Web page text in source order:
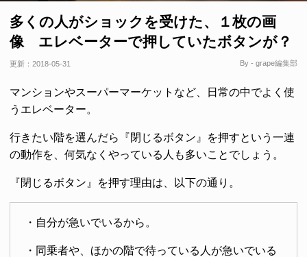
多くの人がショックを受けた、１枚の画
像 エレベーターで押していたボタンが？
更新： 2018-05-31 By - grape編集部
マンションやスーパーマーケットなど、日常の中でよく使
うエレベーター。
行きたい階を選んだら『閉じるボタン』を押すという一連
の動作を、何気なくやっている人も多いことでしょう。
『閉じるボタン』を押す理由は、以下の通り。
・自分が急いでいるから。
・同乗者や、ほかの階で待っている人が急いでいる